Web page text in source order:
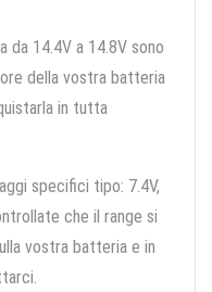
da 14.4V a 14.8V sono
della vostra batteria
in tutta
specifici tipo: 7.4V,
che il range si
vostra batteria e in